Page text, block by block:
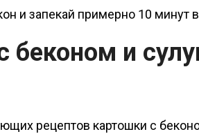
и запекай примерно 10 минут
беконом и